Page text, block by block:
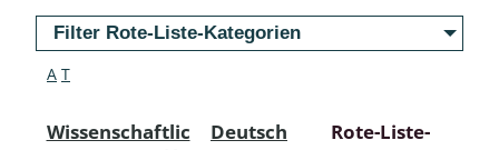
Filter Rote-Liste-Kategorien
A T
Wissenschaftlic
Deutsch
Rote-Liste-